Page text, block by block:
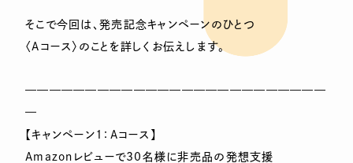
そこで今回は、発売記念キャンペーンのひとつ
〈Aコース〉のことを詳しくお伝えします。
—————————————————————————
—
【キャンペーン1：Aコース】
Amazonレビューで30名様に非売品の発想支援